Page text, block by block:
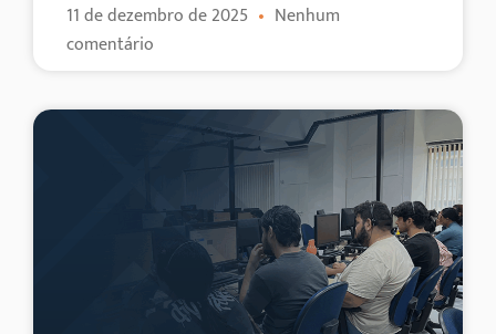
11 de dezembro de 2025
Nenhum
comentário